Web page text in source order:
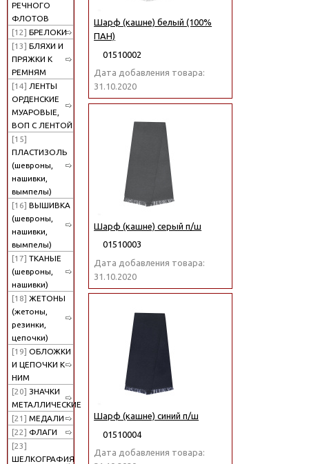
РЕЧНОГО
ФЛОТОВ
[12] БРЕЛОКИ
[13] БЛЯХИ И
ПРЯЖКИ К
РЕМНЯМ
[14] ЛЕНТЫ
ОРДЕНСКИЕ
МУАРОВЫЕ,
ВОП С ЛЕНТОЙ
[15]
ПЛАСТИЗОЛЬ
(шевроны,
нашивки,
вымпелы)
[16] ВЫШИВКА
(шевроны,
нашивки,
вымпелы)
[17] ТКАНЫЕ
(шевроны,
нашивки)
[18] ЖЕТОНЫ
(жетоны,
резинки,
цепочки)
[19] ОБЛОЖКИ
И ЦЕПОЧКИ К
НИМ
[20] ЗНАЧКИ
МЕТАЛЛИЧЕСКИЕ
[21] МЕДАЛИ
[22] ФЛАГИ
[23]
ШЕЛКОГРАФИЯ
Шарф (кашне) белый (100%
ПАН)
01510002
Дата добавления товара:
31.10.2020
Шарф (кашне) серый п/ш
01510003
Дата добавления товара:
31.10.2020
Шарф (кашне) синий п/ш
01510004
Дата добавления товара: